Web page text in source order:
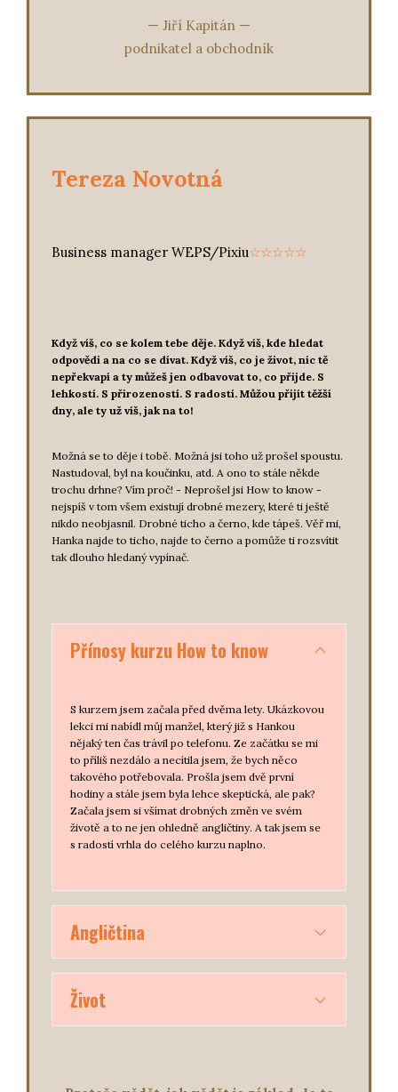
— Jiří Kapitán —
podnikatel a obchodník
Tereza Novotná
Business manager WEPS/Pixiu☆☆☆☆☆
Když víš, co se kolem tebe děje. Když víš, kde hledat
odpovědi a na co se dívat. Když víš, co je život, nic tě
nepřekvapí a ty můžeš jen odbavovat to, co přijde. S
lehkostí. S přirozeností. S radostí. Můžou přijít těžší
dny, ale ty už víš, jak na to!
Možná se to děje i tobě. Možná jsi toho už prošel spoustu.
Nastudoval, byl na koučinku, atd. A ono to stále někde
trochu drhne? Vím proč! - Neprošel jsi How to know -
nejspíš v tom všem existují drobné mezery, které ti ještě
nikdo neobjasnil. Drobné ticho a černo, kde tápeš. Věř mi,
Hanka najde to ticho, najde to černo a pomůže ti rozsvítit
tak dlouho hledaný vypínač.
Přínosy kurzu How to know
S kurzem jsem začala před dvěma lety. Ukázkovou
lekci mi nabídl můj manžel, který již s Hankou
nějaký ten čas trávil po telefonu. Ze začátku se mi
to příliš nezdálo a necítila jsem, že bych něco
takového potřebovala. Prošla jsem dvě první
hodiny a stále jsem byla lehce skeptická, ale pak?
Začala jsem si všímat drobných změn ve svém
životě a to ne jen ohledně angličtiny. A tak jsem se
s radostí vrhla do celého kurzu naplno.
Angličtina
Překvapilo mne kolik nového jsem se to dozvěděla
ze samotné angličtiny. Sama jsem angličtinu učila v
jazykové školy 3 roky, plynule jsem mluvila,
Život